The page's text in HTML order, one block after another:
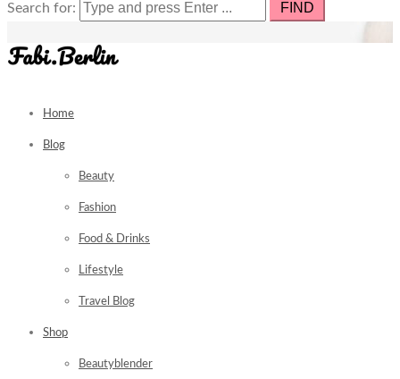
Search for:
Home
Blog
Beauty
Fashion
Food & Drinks
Lifestyle
Travel Blog
Shop
Beautyblender